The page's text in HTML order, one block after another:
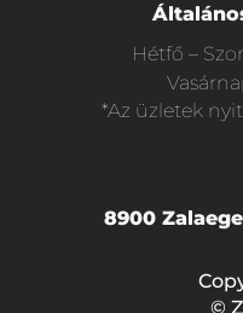
Hétfő –
*Az üzletek
8900
©